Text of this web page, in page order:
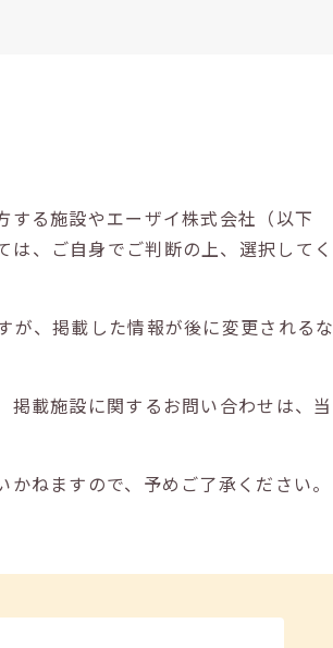
る施設やエーザイ株式会社（以下
、ご自身でご判断の上、選択してく
が、掲載した情報が後に変更されるな
載施設に関するお問い合わせは、当
ねますので、予めご了承ください。